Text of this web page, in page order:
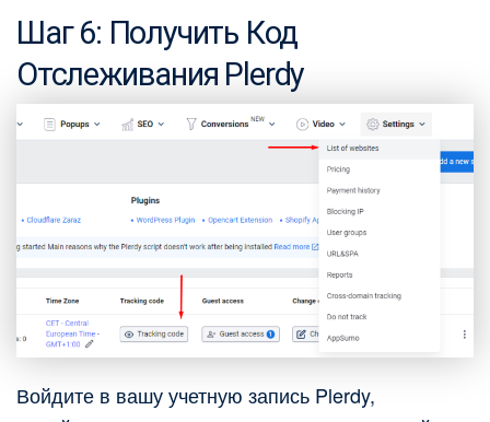
Шаг 6: Получить Код
Отслеживания Plerdy
Войдите в вашу учетную запись Plerdy,